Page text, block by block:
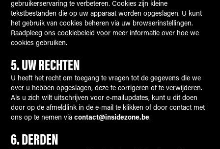
gebruikerservaring te verbeteren. Cookies zijn kleine
tekstbestanden die op uw apparaat worden opgeslagen. U kunt
het gebruik van cookies beheren via uw browserinstellingen.
Raadpleeg ons cookiebeleid voor meer informatie over hoe we
cookies gebruiken.
5.UW RECHTEN
U heeft het recht om toegang te vragen tot de gegevens die we
over u hebben opgeslagen, deze te corrigeren of te verwijderen.
Als u zich wilt uitschrijven voor e-mailupdates, kunt u dit doen
door op de afmeldlink in de e-mail te klikken of door contact met
ons op te nemen viacontact@insidezone.be.
6.DERDEN